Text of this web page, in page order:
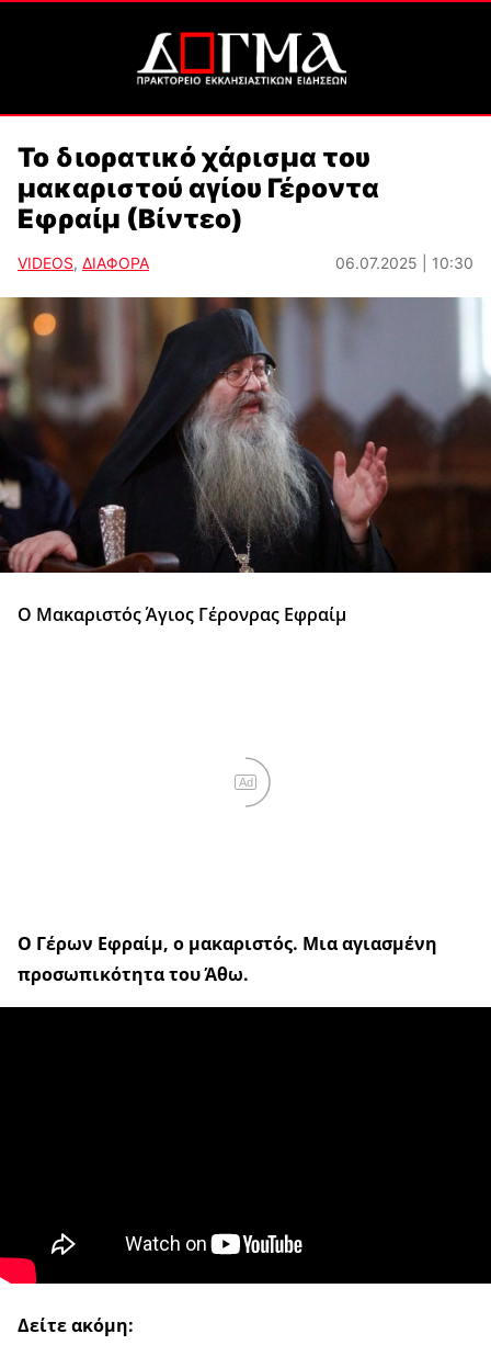
Το διορατικό χάρισμα του
μακαριστού αγίου Γέροντα
Εφραίμ (Βίντεο)
VIDEOS, ΔΙΑΦΟΡΑ 06.07.2025 | 10:30
Ο Μακαριστός Άγιος Γέρονρας Εφραίμ
Ad
Ο Γέρων Εφραίμ, ο μακαριστός. Μια αγιασμένη
προσωπικότητα του Άθω.
Δείτε ακόμη: